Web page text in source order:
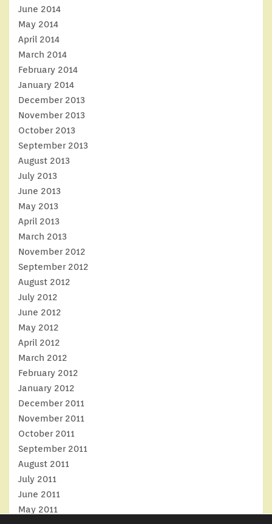
June 2014
May 2014
April 2014
March 2014
February 2014
January 2014
December 2013
November 2013
October 2013
September 2013
August 2013
July 2013
June 2013
May 2013
April 2013
March 2013
November 2012
September 2012
August 2012
July 2012
June 2012
May 2012
April 2012
March 2012
February 2012
January 2012
December 2011
November 2011
October 2011
September 2011
August 2011
July 2011
June 2011
May 2011